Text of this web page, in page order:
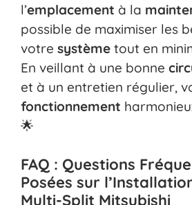
l’emplacement à la
possible de maximiser les
votre système tout en
En veillant à une bonne
et à un entretien régulier,
fonctionnement
🌟
FAQ : Questions
Posées sur
Multi-Split Mitsubishi